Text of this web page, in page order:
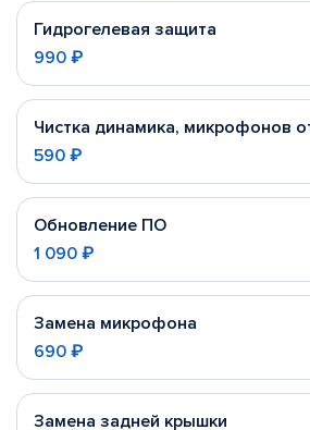
Гидрогелевая защита
990 ₽
Чистка динамика, микрофонов
590 ₽
Обновление ПО
1 090 ₽
Замена микрофона
690 ₽
Замена задней крышки